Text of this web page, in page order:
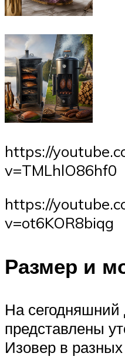
https://
v=TMLhlO86hf0
https://
v=ot6KOR8biqg
Размер и
На
представлены
Изовер в